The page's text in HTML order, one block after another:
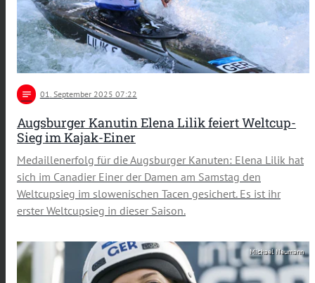
notes 01. September 2025 07:22
Augsburger Kanutin Elena Lilik feiert Weltcup-
Sieg im Kajak-Einer
Medaillenerfolg für die Augsburger Kanuten: Elena Lilik hat
sich im Canadier Einer der Damen am Samstag den
Weltcupsieg im slowenischen Tacen gesichert. Es ist ihr
erster Weltcupsieg in dieser Saison.
Michael Neumann